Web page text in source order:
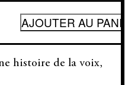
AJOUTER AU
histoire de la voix,